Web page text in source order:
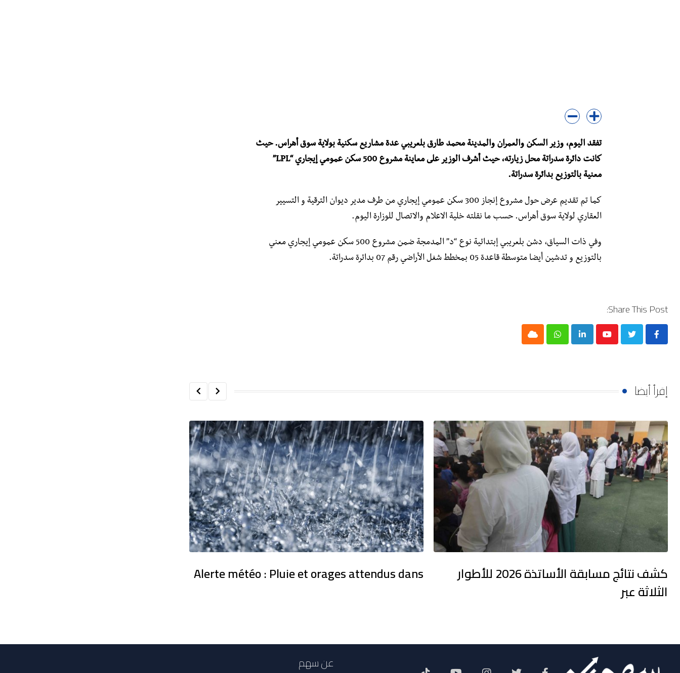
تفقد اليوم، وزير السكن والعمران والمدينة محمد طارق بلعريبي عدة مشاريع سكنية بولاية سوق أهراس. حيث
كانت دائرة سدراتة محل زيارته، حيث أشرف الوزير على معاينة مشروع 500 سكن عمومي إيجاري “LPL”
معنية بالتوزيع بدائرة سدراتة.
كما تم تقديم عرض حول مشروع إنجاز 300 سكن عمومي إيجاري من طرف مدير ديوان الترقية و التسيير
العقاري لولاية سوق أهراس. حسب ما نقلته خلية الاعلام والاتصال للوزارة اليوم.
وفي ذات السياق، دشن بلعريبي إبتدائية نوع “د” المدمجة ضمن مشروع 500 سكن عمومي إيجاري معني
بالتوزيع و تدشين أيضا متوسطة قاعدة 05 بمخطط شغل الأراضي رقم 07 بدائرة سدراتة.
Share This Post:
Youtube
LinkedIn
Whatsapp
Cloud
إقرأ أيضا
كشف نتائج مسابقة الأساتذة 2026 للأطوار
الثلاثة عبر
Alerte météo : Pluie et orages attendus dans
عن سهم